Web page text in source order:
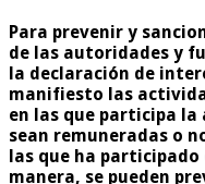
Para prevenir y
de las autoridades y
la declaración de
manifiesto las
en las que participa
sean remuneradas o
las que ha
manera, se pueden